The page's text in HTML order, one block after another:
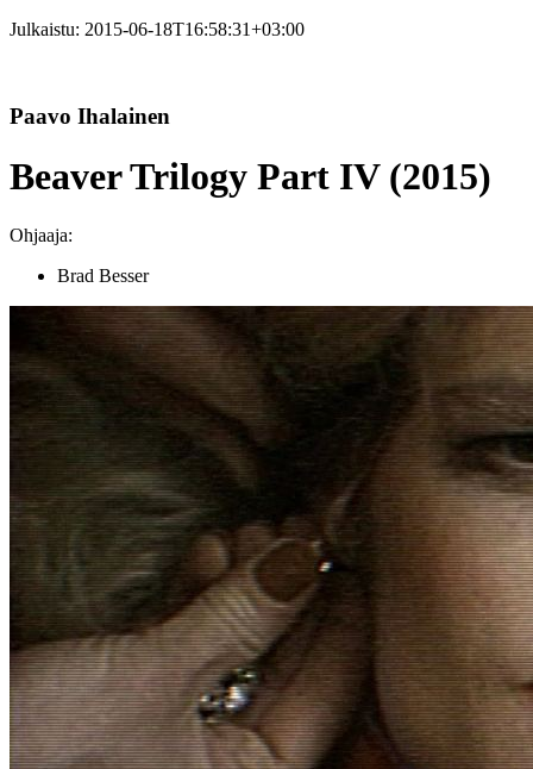
Julkaistu: 2015-06-18T16:58:31+03:00
Paavo Ihalainen
Beaver Trilogy Part IV (2015)
Ohjaaja:
Brad Besser